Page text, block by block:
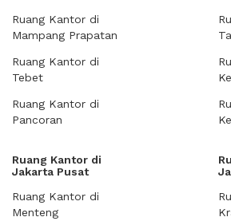
Ruang Kantor di
Mampang Prapatan
Ruang Kantor di
Tebet
Ruang Kantor di
Pancoran
Ruang Kantor di
Jakarta Pusat
Ruang Kantor di
Menteng